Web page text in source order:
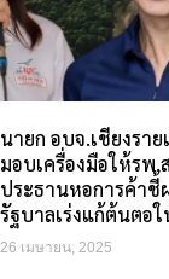
นายก อบจ.เชียงรา
มอบเครื่องมือให้ร
ประธานหอการค้าชี้
รัฐบาลเร่งแก้ต้นตอ
26 เมษายน, 2025